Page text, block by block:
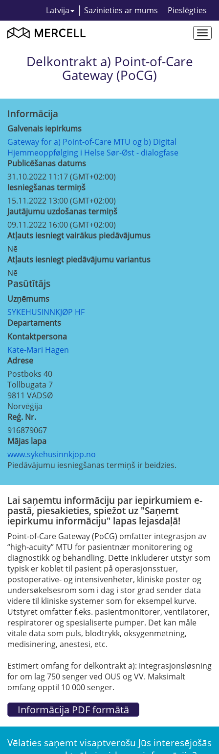
Latvija Sazinieties ar mums Pieslēgties
Delkontrakt a) Point-of-Care
Gateway (PoCG)
Informācija
Galvenais iepirkums
Gateway for a) Point-of-Care MTU og b) Digital
Hjemmeoppfølging i Helse Sør-Øst - dialogfase
Publicēšanas datums
31.10.2022 11:17 (GMT+02:00)
Iesniegšanas termiņš
15.11.2022 13:00 (GMT+02:00)
Jautājumu uzdošanas termiņš
09.11.2022 16:00 (GMT+02:00)
Atļauts iesniegt vairākus piedāvājumus
Nē
Atļauts iesniegt piedāvājumu variantus
Nē
Pasūtītājs
Uzņēmums
SYKEHUSINNKJØP HF
Departaments
Kontaktpersona
Kate-Mari Hagen
Adrese
Postboks 40
Tollbugata 7
9811 VADSØ
Norvēģija
Reģ. Nr.
916879067
Mājas lapa
www.sykehusinnkjop.no
Piedāvājumu iesniegšanas termiņš ir beidzies.
Lai saņemtu informāciju par iepirkumiem e-
pastā, piesakieties, spiežot uz "Saņemt
iepirkumu informāciju" lapas lejasdaļā!
Point-of-Care Gateway (PoCG) omfatter integrasjon av
“high-acuity” MTU for pasientnær monitorering og
diagnostikk og behandling. Dette inkluderer utstyr som
typisk er koblet til pasient på operasjonsstuer,
postoperative- og intensivenheter, kliniske poster og
undersøkelsesrom som i dag i stor grad sender data
videre til kliniske systemer som for eksempel kurve.
Utstyret omfatter f.eks. pasientmonitorer, ventilatorer,
respiratorer og spesialiserte pumper. Det kan måle
vitale data som puls, blodtrykk, oksygenmetning,
medisinering, anestesi, etc.
Estimert omfang for delkontrakt a): integrasjonsløsning
for om lag 750 senger ved OUS og VV. Maksimalt
omfang opptil 10 000 senger.
Vēlaties saņemt visaptverošu Jūs interesējošās